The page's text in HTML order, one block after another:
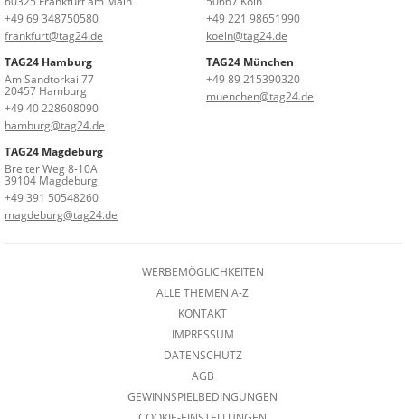
+49 69 348750580
frankfurt@tag24.de
+49 221 98651990
koeln@tag24.de
TAG24 Hamburg
Am Sandtorkai 77
20457 Hamburg
+49 40 228608090
hamburg@tag24.de
TAG24 München
+49 89 215390320
muenchen@tag24.de
TAG24 Magdeburg
Breiter Weg 8-10A
39104 Magdeburg
+49 391 50548260
magdeburg@tag24.de
WERBEMÖGLICHKEITEN
ALLE THEMEN A-Z
KONTAKT
IMPRESSUM
DATENSCHUTZ
AGB
GEWINNSPIELBEDINGUNGEN